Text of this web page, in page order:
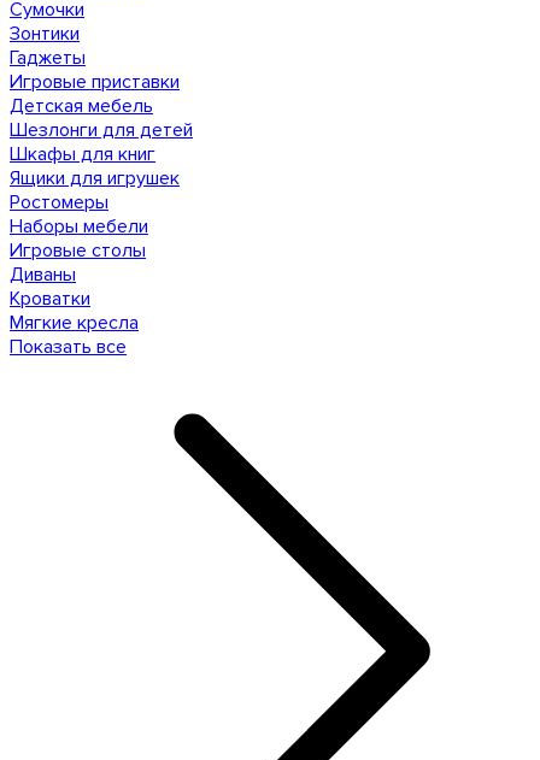
Сумочки
Зонтики
Гаджеты
Игровые приставки
Детская мебель
Шезлонги для детей
Шкафы для книг
Ящики для игрушек
Ростомеры
Наборы мебели
Игровые столы
Диваны
Кроватки
Мягкие кресла
Показать все